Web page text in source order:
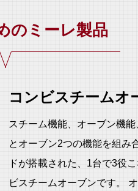
のミーレ製品
コンビスチームオ
スチーム機能、オーブン機
とオーブン2つの機能を組み
ドが搭載された、1台で3役
ビスチームオーブンです。